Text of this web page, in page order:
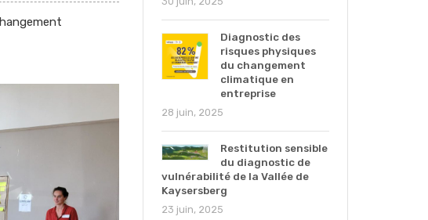
Diagnostic des
risques physiques
du changement
climatique en
entreprise
28 juin, 2025
Restitution sensible
du diagnostic de
vulnérabilité de la Vallée de
Kaysersberg
23 juin, 2025